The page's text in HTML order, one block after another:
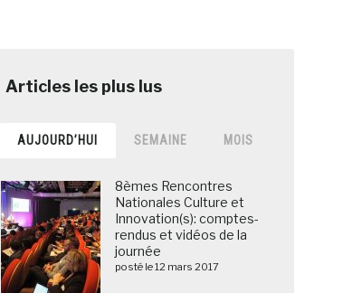
AUJOURD’HUI SEMAINE MOIS
8èmes Rencontres
Nationales Culture et
Innovation(s): comptes-
rendus et vidéos de la
journée
posté le 12 mars 2017